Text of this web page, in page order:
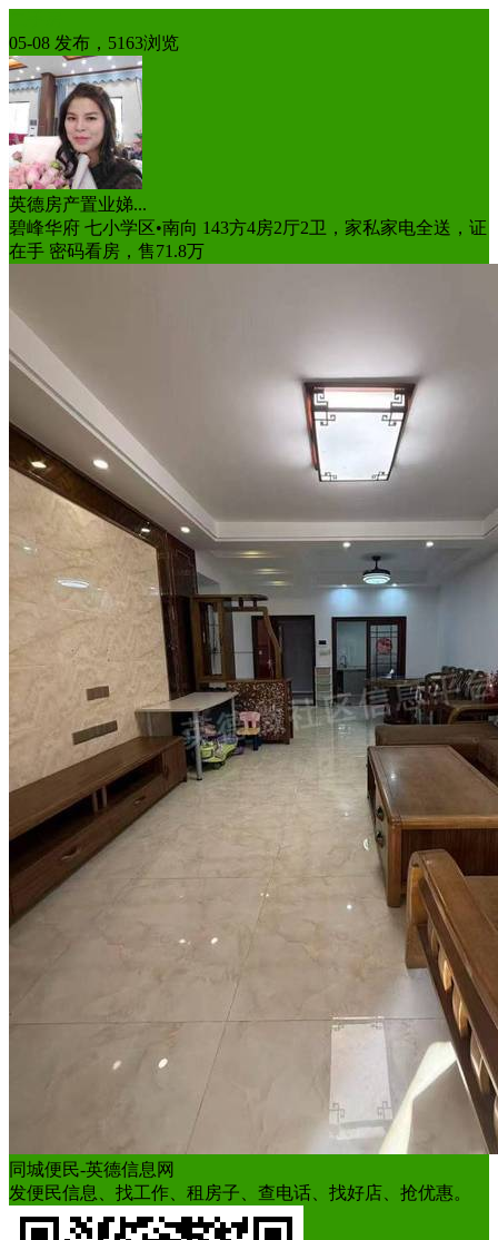
05-08 发布，5163浏览
英德房产置业娣...
碧峰华府 七小学区•南向 143方4房2厅2卫，家私家电全送，证
在手 密码看房，售71.8万
同城便民-英德信息网
发便民信息、找工作、租房子、查电话、找好店、抢优惠。